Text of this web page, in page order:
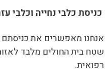
כניסת כלבי נחייה וכלבי
אנחנו מאפשרים את כניסתם
שטח בית החולים מלבד
רפואית.